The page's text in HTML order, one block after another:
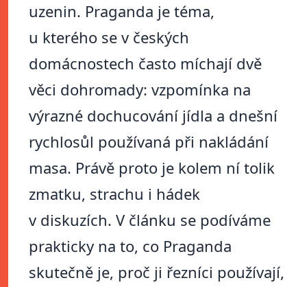
uzenin. Praganda je téma,
u kterého se v českých
domácnostech často míchají dvě
věci dohromady: vzpomínka na
výrazné dochucování jídla a dnešní
rychlosůl používaná při nakládání
masa. Právě proto je kolem ní tolik
zmatku, strachu i hádek
v diskuzích. V článku se podíváme
prakticky na to, co Praganda
skutečně je, proč ji řezníci používají,